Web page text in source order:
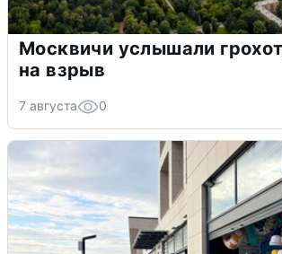
Москвичи услышали
на взрыв
7 августа 0